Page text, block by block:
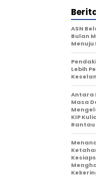
ASN
Bulan
Lebih
Antara
Masa
KIP
Rantau